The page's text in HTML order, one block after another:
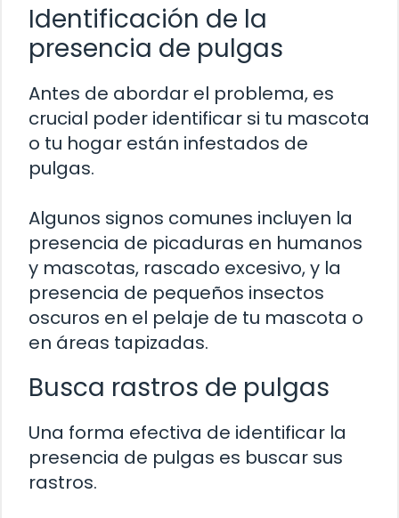
Identificación de la
presencia de pulgas
Antes de abordar el problema, es
crucial poder identificar si tu mascota
o tu hogar están infestados de
pulgas.
Algunos signos comunes incluyen la
presencia de picaduras en humanos
y mascotas, rascado excesivo, y la
presencia de pequeños insectos
oscuros en el pelaje de tu mascota o
en áreas tapizadas.
Busca rastros de pulgas
Una forma efectiva de identificar la
presencia de pulgas es buscar sus
rastros.